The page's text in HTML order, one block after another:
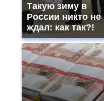
Такую зиму в
России никто не
ждал: как так?!